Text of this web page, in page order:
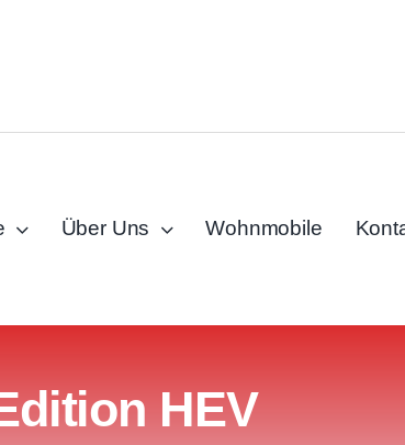
Über Uns Wohnmobile
HEV